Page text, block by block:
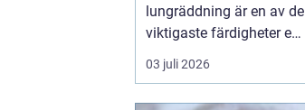
lungräddning är en av de
viktigaste färdigheter en
människa kan ha. Varje
år drabbas tusentals
03 juli 2026